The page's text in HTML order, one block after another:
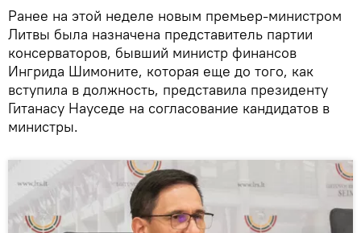
Ранее на этой неделе новым премьер-министром
Литвы была назначена представитель партии
консерваторов, бывший министр финансов
Ингрида Шимоните, которая еще до того, как
вступила в должность, представила президенту
Гитанасу Науседе на согласование кандидатов в
министры.